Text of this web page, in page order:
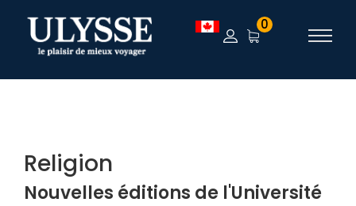
TEST 0
Religion
Nouvelles éditions de l'Université